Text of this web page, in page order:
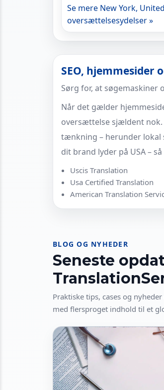
Se mere New York,
oversættelsesydelser »
SEO, hjemmesider
Sørg for, at søgemaskiner
Når det gælder
oversættelse sjældent
tænkning – herunder lokal
dit brand lyder på USA –
Uscis Translation
Usa Certified Translation
American Translation
BLOG OG NYHEDER
Seneste
Praktiske tips, cases og
med flersproget indhold til et